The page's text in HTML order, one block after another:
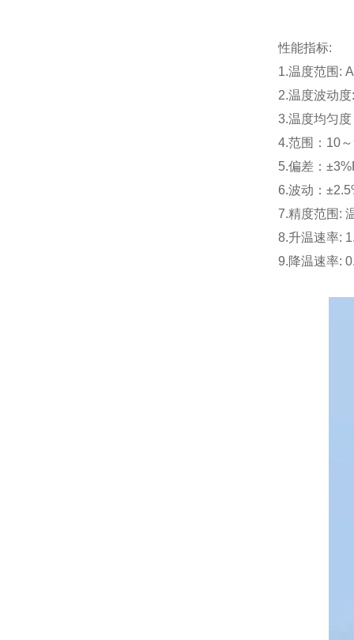
性能指标:
1.温度范围
2.温度波动
3.温度均匀
4.范围：10
5.偏差：
6.波动：
7.精度范围:
8.升温速率:
9.降温速率: